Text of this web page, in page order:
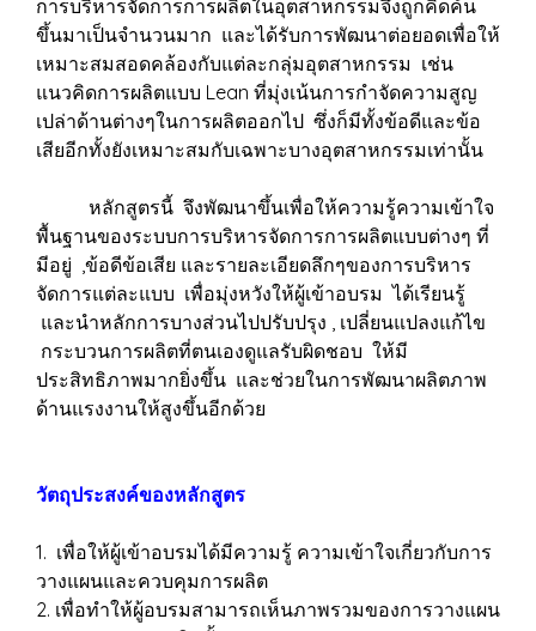
การบริหารจัดการการผลิตในอุตสาหกรรมจึงถูกคิดค้น
ขึ้นมาเป็นจำนวนมาก และได้รับการพัฒนาต่อยอดเพื่อให้
เหมาะสมสอดคล้องกับแต่ละกลุ่มอุตสาหกรรม เช่น
แนวคิดการผลิตแบบ Lean ที่มุ่งเน้นการกำจัดความสูญ
เปล่าด้านต่างๆในการผลิตออกไป ซึ่งก็มีทั้งข้อดีและข้อ
เสียอีกทั้งยังเหมาะสมกับเฉพาะบางอุตสาหกรรมเท่านั้น
หลักสูตรนี้ จึงพัฒนาขึ้นเพื่อให้ความรู้ความเข้าใจ
พื้นฐานของระบบการบริหารจัดการการผลิตแบบต่างๆ ที่
มีอยู่ ,ข้อดีข้อเสีย และรายละเอียดลึกๆของการบริหาร
จัดการแต่ละแบบ เพื่อมุ่งหวังให้ผู้เข้าอบรม ได้เรียนรู้
และนำหลักการบางส่วนไปปรับปรุง , เปลี่ยนแปลงแก้ไข
กระบวนการผลิตที่ตนเองดูแลรับผิดชอบ ให้มี
ประสิทธิภาพมากยิ่งขึ้น และช่วยในการพัฒนาผลิตภาพ
ด้านแรงงานให้สูงขึ้นอีกด้วย
วัตถุประสงค์ของหลักสูตร
1. เพื่อให้ผู้เข้าอบรมได้มีความรู้ ความเข้าใจเกี่ยวกับการ
วางแผนและควบคุมการผลิต
2. เพื่อทำให้ผู้อบรมสามารถเห็นภาพรวมของการวางแผน